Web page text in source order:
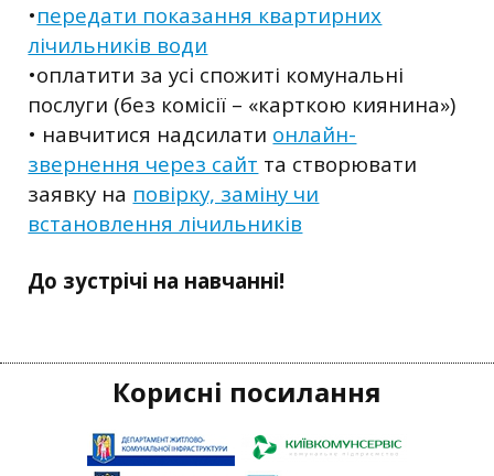
•передати показання квартирних
лічильників води
•оплатити за усі спожиті комунальні
послуги (без комісії – «карткою киянина»)
• навчитися надсилати онлайн-
звернення через сайт та створювати
заявку на повірку, заміну чи
встановлення лічильників
До зустрічі на навчанні!
Корисні посилання